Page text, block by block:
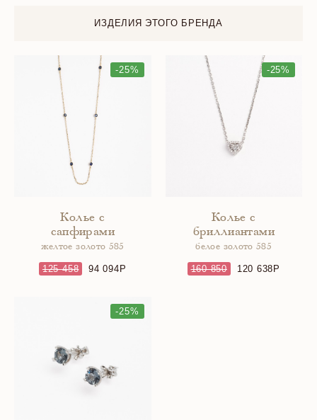
ИЗДЕЛИЯ ЭТОГО БРЕНДА
-25%
Колье с
сапфирами
желтое золото 585
125 458 94 094
-25%
Колье с
бриллиантами
белое золото 585
160 850 120 638
-25%